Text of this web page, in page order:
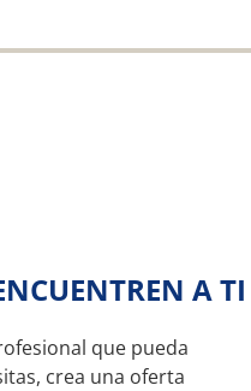
A TI
que pueda
crea una oferta